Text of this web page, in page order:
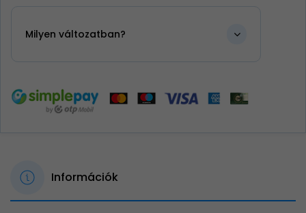
Milyen változatban?
Információk